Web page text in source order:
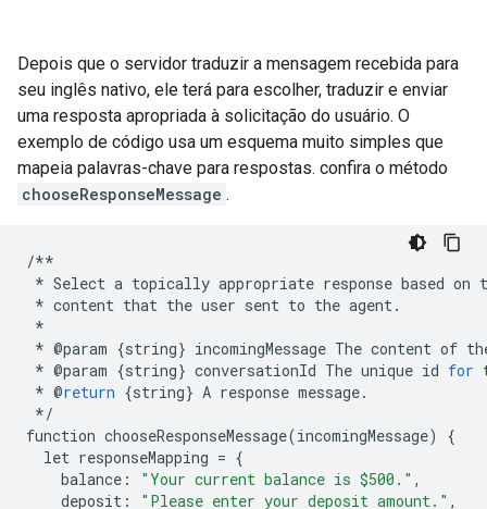
Depois que o servidor traduzir a mensagem recebida para
seu inglês nativo, ele terá para escolher, traduzir e enviar
uma resposta apropriada à solicitação do usuário. O
exemplo de código usa um esquema muito simples que
mapeia palavras-chave para respostas. confira o método
chooseResponseMessage .
/**
* Select a topically appropriate response based on
* content that the user sent to the agent.
*
* @param {string} incomingMessage The content of
* @param {string} conversationId The unique id for
* @return {string} A response message.
*/
function chooseResponseMessage(incomingMessage)
{
let responseMapping = {
balance : "Your current balance is $500." ,
deposit : "Please enter your deposit amount." ,